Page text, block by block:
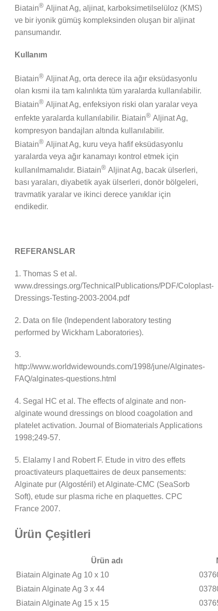
Biatain® Aljinat Ag, aljinat, karboksimetilselüloz (KMS)
ve bir iyonik gümüş kompleksinden oluşan bir aljinat
pansumandır.
Kullanım
Biatain® Aljinat Ag, orta derece ila ağır eksüdasyonlu
olan kısmi ila tam kalınlıkta tüm yaralarda kullanılabilir.
Biatain® Aljinat Ag, enfeksiyon riski olan yaralar veya
enfekte yaralarda kullanılabilir. Biatain® Aljinat Ag,
kompresyon bandajları altında kullanılabilir.
Biatain® Aljinat Ag, kuru veya hafif eksüdasyonlu
yaralarda veya ağır kanamayı kontrol etmek için
kullanılmamalıdır. Biatain® Aljinat Ag, bacak ülserleri,
bası yaraları, diyabetik ayak ülserleri, donör bölgeleri,
travmatik yaralar ve ikinci derece yanıklar için
endikedir.
REFERANSLAR
1. Thomas S et al.
www.dressings.org/TechnicalPublications/PDF/Coloplast-
Dressings-Testing-2003-2004.pdf
2. Data on file (Independent laboratory testing
performed by Wickham Laboratories).
3.
http://www.worldwidewounds.com/1998/june/Alginates-
FAQ/alginates-questions.html
4. Segal HC et al. The effects of alginate and non-
alginate wound dressings on blood coagolation and
platelet activation. Journal of Biomaterials Applications
1998;249-57.
5. Elalamy I and Robert F. Etude in vitro des effets
proactivateurs plaquettaires de deux pansements:
Alginate pur (Algostéril) et Alginate-CMC (SeaSorb
Soft), etude sur plasma riche en plaquettes. CPC
France 2007.
Ürün Çeşitleri
Ürün adı
Biatain Alginate Ag 10 x 10
Biatain Alginate Ag 3 x 44
Biatain Alginate Ag 15 x 15